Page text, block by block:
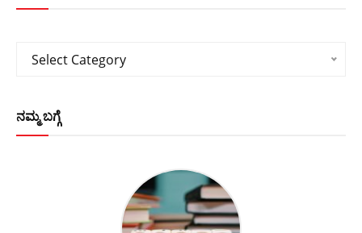
Categories
Select Category
ನಮ್ಮ ಬಗ್ಗೆ